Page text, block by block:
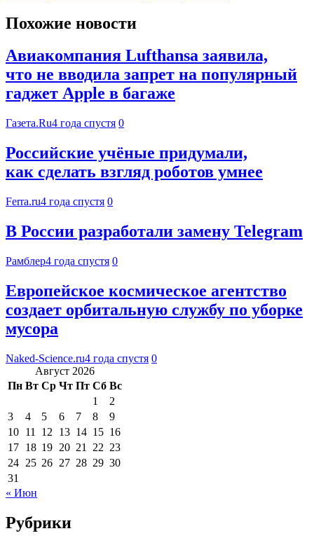
Похожие новости
Авиакомпания Lufthansa заявила,
что не вводила запрет на популярный
гаджет Apple в багаже
Газета.Ru4 года спустя 0
Российские учёные придумали,
как сделать взгляд роботов умнее
Ferra.ru4 года спустя 0
В России разработали замену Telegram
Рамблер4 года спустя 0
Европейское космическое агентство
создает орбитальную службу по уборке
мусора
Naked-Science.ru4 года спустя 0
Август 2026
Пн Вт Ср Чт Пт Сб Вс
1
2
3
4 5 6 7 8
9
10 11 12 13 14 15 16
17 18 19 20 21 22 23
24 25 26 27 28 29 30
31
« Июн
Рубрики